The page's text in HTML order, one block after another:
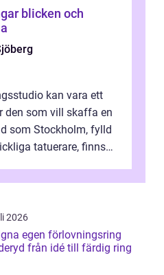
blicken och
kan vara ett
den som vill skaffa en
som Stockholm, fylld
tatuerare, finns
2026
egen förlovningsring
danderyd från idé till färdig ring